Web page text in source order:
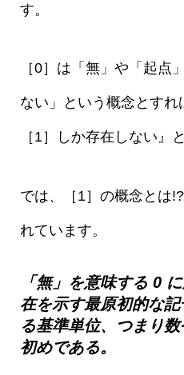
す。
［0］は「無」や「起点
ない」という概念とす
［1］しか存在しない』
では、［1］の概念とは
れています。
「無」を意味する 0
在を示す最原初的な
る基準単位、つまり
初めである。